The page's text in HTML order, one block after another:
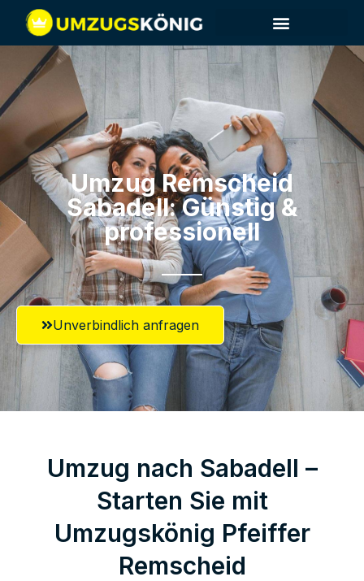
Umzug Remscheid​
Sabadell: Günstig &
professionell​
Unverbindlich anfragen
Umzug nach Sabadell –
Starten Sie mit
Umzugskönig Pfeiffer
Remscheid